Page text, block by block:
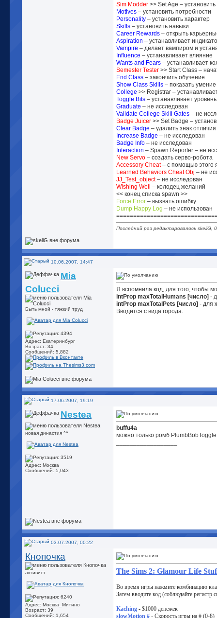
Sim Modder >> Set Age – установить
Motives – установить потребности
Personality – установить характер
Skills – установить навыки
Career Rewards – открыть
Aspiration – устанавливает
Vampire – делает вампиром и
Influence – устанавливает влияние
Wants and Fears – устанавливает
Semester Tester >> Start Class –
End Class – закончить обучение
Show Class Skills – показать умение
College >> Registrar –
Toggle Bits – устанавливает
Graduate – не исследован
Validate College Skill Gates – не
Badge Juicer >> Set Badge –
Clear Badge – удалить знак отличия
Increase Badge – не исследован
Badge Info – не исследован
Interaction – Spawn Reporter – не
New Servo – создать серво-робота
Accessory Cheat– с помощью этого
Learned Behaviors Cheat Obj – не
JJ_Test_object– не исследован
Wishing Well
– колодец желаний
<< конец списка spawn >>
Force Error – вызвать ошибку
Dump Happy Log – не использован
Последний раз редактировалось skeliG,
10.06.2007, 14:47
Mia
Colucci
Быть мной - тяжкий труд
Адрес: Екатеринбург
Возраст: 34
Сообщений: 5,882
Я вспомнила код, для того, чтобы
intProp maxTotalHumans [число] -
intProp maxTotalPets [число] - для
Вводится с вида города.
17.06.2007, 19:19
Nestea
новая династия ^^
Адрес: Москва
Сообщений: 5,043
buffu4a
можно только ромб
03.07.2007, 00:22
Кнопочка
активист
Адрес: Москва_Митино
Возраст: 39
Сообщений: 1,654
The Sims 2: Glamour Life
Во время игры нажмите комбинацию
Затем вводите код (соблюдайте регистр
Kaching - $1000 денежек
slowMotion # - Скорость игры на # (0-8)